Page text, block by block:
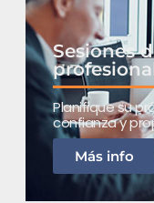
Sesiones
Planifique su
confianza y
Más info